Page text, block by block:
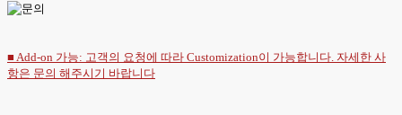
■ Add-on 가능: 고객의 요청에 따라 Customization이 가능합니다. 자세한 사
항은 문의 해주시기 바랍니다